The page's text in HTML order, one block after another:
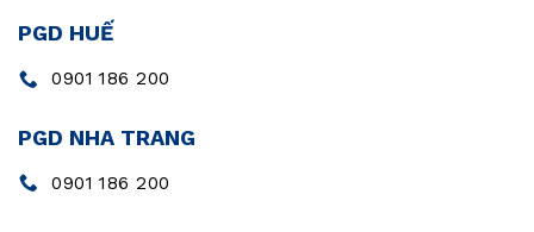
PGD HUẾ
0901 186 200
PGD NHA TRANG
0901 186 200